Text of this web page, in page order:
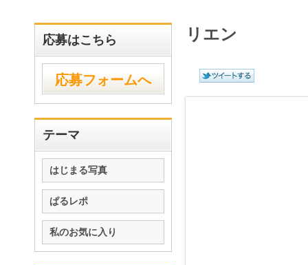
応募はこちら
応募フォームへ
テーマ
はじまる写真
ぱるレポ
私のお気に入り
リエン